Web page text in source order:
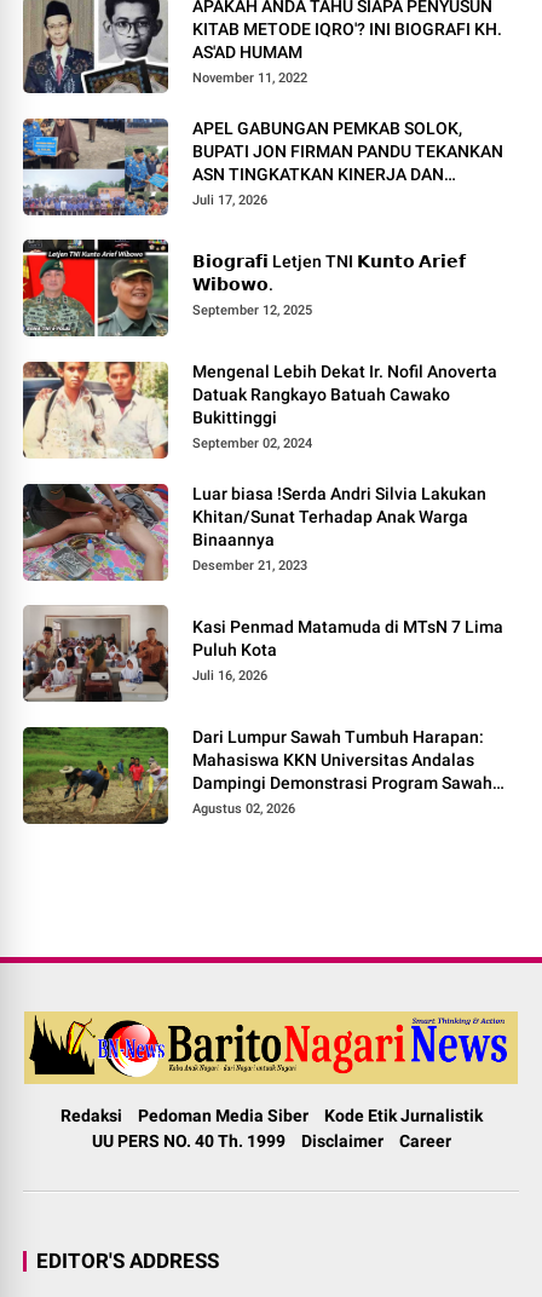
APAKAH ANDA TAHU SIAPA PENYUSUN
KITAB METODE IQRO'? INI BIOGRAFI KH.
AS'AD HUMAM
November 11, 2022
APEL GABUNGAN PEMKAB SOLOK,
BUPATI JON FIRMAN PANDU TEKANKAN
ASN TINGKATKAN KINERJA DAN
PELAYANAN MASYARAKAT.
Juli 17, 2026
𝗕𝗶𝗼𝗴𝗿𝗮𝗳𝗶 Letjen TNI 𝗞𝘂𝗻𝘁𝗼 𝗔𝗿𝗶𝗲𝗳
𝗪𝗶𝗯𝗼𝘄𝗼.
September 12, 2025
Mengenal Lebih Dekat Ir. Nofil Anoverta
Datuak Rangkayo Batuah Cawako
Bukittinggi
September 02, 2024
Luar biasa !Serda Andri Silvia Lakukan
Khitan/Sunat Terhadap Anak Warga
Binaannya
Desember 21, 2023
Kasi Penmad Matamuda di MTsN 7 Lima
Puluh Kota
Juli 16, 2026
Dari Lumpur Sawah Tumbuh Harapan:
Mahasiswa KKN Universitas Andalas
Dampingi Demonstrasi Program Sawah
Pokok Murah di Jorong Bayua
Agustus 02, 2026
Redaksi Pedoman Media Siber
Kode Etik Jurnalistik
UU PERS NO. 40 Th. 1999
Disclaimer Career
EDITOR'S ADDRESS